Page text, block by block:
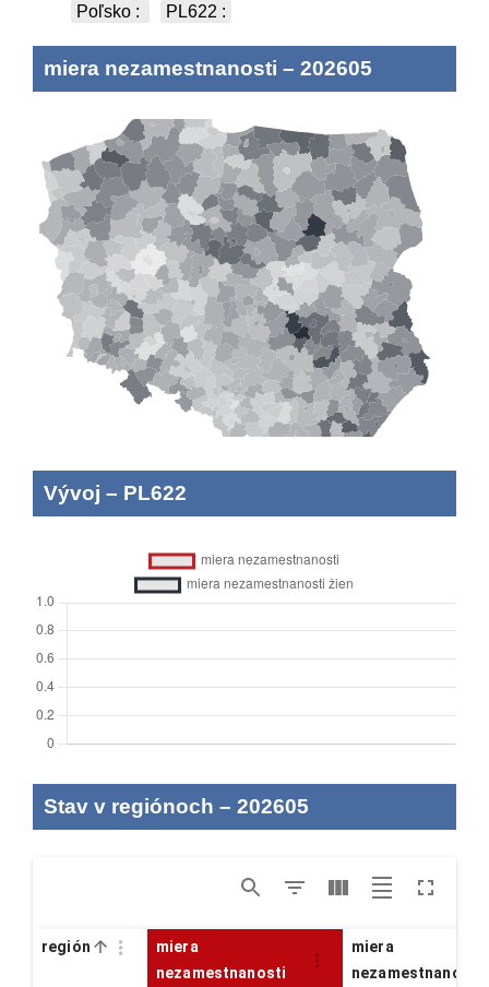
Poľsko : PL622 :
miera nezamestnanosti – 202605
Vývoj – PL622
Stav v regiónoch – 202605
región
miera
nezamestnanosti
miera
nezamestnanosti